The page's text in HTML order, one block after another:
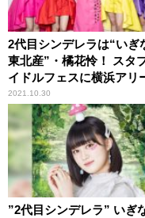
2代目シンデレラは“いぎ
東北産”・橘花怜！ スタ
イドルフェスに横浜アリ
が大熱狂！
2021.10.30
”2代目シンデレラ” いぎ